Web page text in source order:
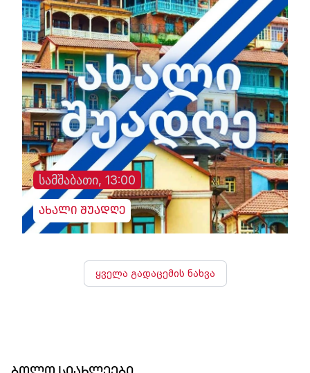
სამშაბათი, 13:00
ახალი შუადღე
ყველა გადაცემის ნახვა